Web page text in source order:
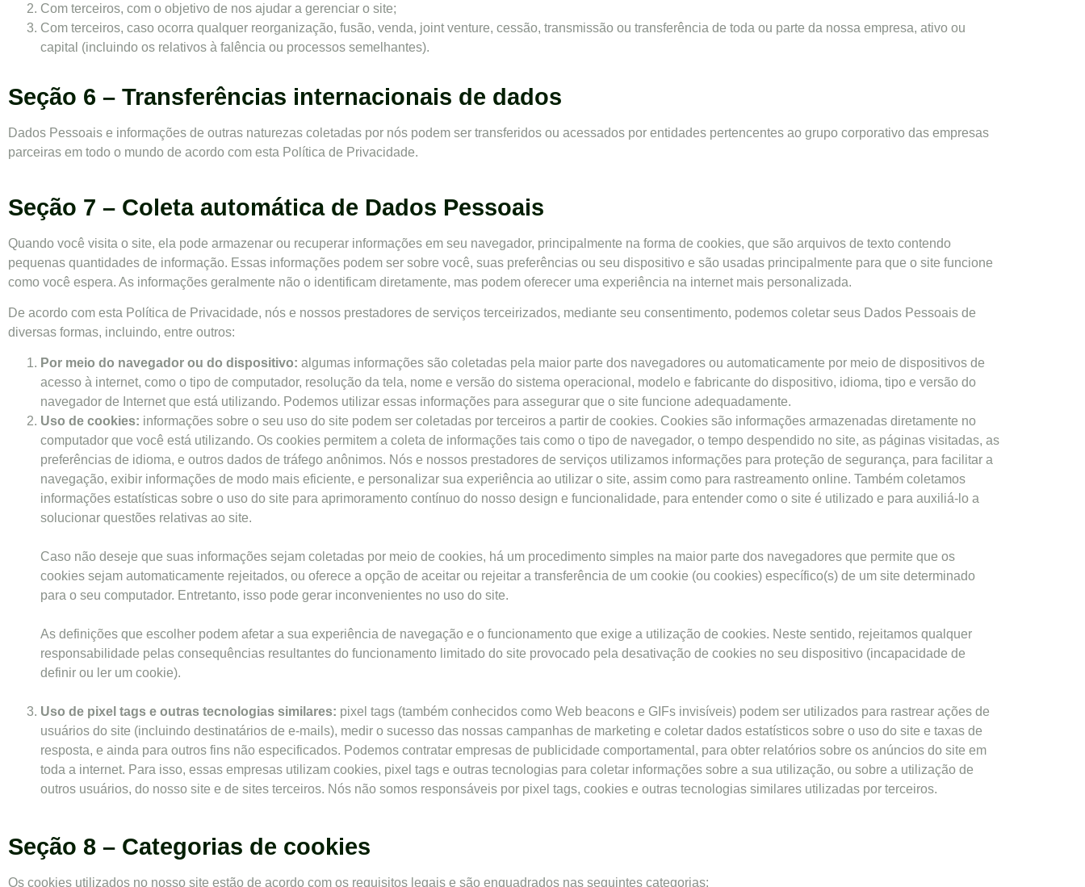
Com terceiros, com o objetivo de nos ajudar a gerenciar o site;
Com terceiros, caso ocorra qualquer reorganização, fusão, venda, joint venture, cessão, transmissão ou transferência de toda ou parte da nossa empresa, ativo ou
capital (incluindo os relativos à falência ou processos semelhantes).
Seção 6 – Transferências internacionais de dados
Dados Pessoais e informações de outras naturezas coletadas por nós podem ser transferidos ou acessados por entidades pertencentes ao grupo corporativo das empresas
parceiras em todo o mundo de acordo com esta Política de Privacidade.
Seção 7 – Coleta automática de Dados Pessoais
Quando você visita o site, ela pode armazenar ou recuperar informações em seu navegador, principalmente na forma de cookies, que são arquivos de texto contendo
pequenas quantidades de informação. Essas informações podem ser sobre você, suas preferências ou seu dispositivo e são usadas principalmente para que o site funcione
como você espera. As informações geralmente não o identificam diretamente, mas podem oferecer uma experiência na internet mais personalizada.
De acordo com esta Política de Privacidade, nós e nossos prestadores de serviços terceirizados, mediante seu consentimento, podemos coletar seus Dados Pessoais de
diversas formas, incluindo, entre outros:
Por meio do navegador ou do dispositivo: algumas informações são coletadas pela maior parte dos navegadores ou automaticamente por meio de dispositivos de
acesso à internet, como o tipo de computador, resolução da tela, nome e versão do sistema operacional, modelo e fabricante do dispositivo, idioma, tipo e versão do
navegador de Internet que está utilizando. Podemos utilizar essas informações para assegurar que o site funcione adequadamente.
Uso de cookies: informações sobre o seu uso do site podem ser coletadas por terceiros a partir de cookies. Cookies são informações armazenadas diretamente no
computador que você está utilizando. Os cookies permitem a coleta de informações tais como o tipo de navegador, o tempo despendido no site, as páginas visitadas, as
preferências de idioma, e outros dados de tráfego anônimos. Nós e nossos prestadores de serviços utilizamos informações para proteção de segurança, para facilitar a
navegação, exibir informações de modo mais eficiente, e personalizar sua experiência ao utilizar o site, assim como para rastreamento online. Também coletamos
informações estatísticas sobre o uso do site para aprimoramento contínuo do nosso design e funcionalidade, para entender como o site é utilizado e para auxiliá-lo a
solucionar questões relativas ao site.
Caso não deseje que suas informações sejam coletadas por meio de cookies, há um procedimento simples na maior parte dos navegadores que permite que os
cookies sejam automaticamente rejeitados, ou oferece a opção de aceitar ou rejeitar a transferência de um cookie (ou cookies) específico(s) de um site determinado
para o seu computador. Entretanto, isso pode gerar inconvenientes no uso do site.
As definições que escolher podem afetar a sua experiência de navegação e o funcionamento que exige a utilização de cookies. Neste sentido, rejeitamos qualquer
responsabilidade pelas consequências resultantes do funcionamento limitado do site provocado pela desativação de cookies no seu dispositivo (incapacidade de
definir ou ler um cookie).
Uso de pixel tags e outras tecnologias similares: pixel tags (também conhecidos como Web beacons e GIFs invisíveis) podem ser utilizados para rastrear ações de
usuários do site (incluindo destinatários de e-mails), medir o sucesso das nossas campanhas de marketing e coletar dados estatísticos sobre o uso do site e taxas de
resposta, e ainda para outros fins não especificados. Podemos contratar empresas de publicidade comportamental, para obter relatórios sobre os anúncios do site em
toda a internet. Para isso, essas empresas utilizam cookies, pixel tags e outras tecnologias para coletar informações sobre a sua utilização, ou sobre a utilização de
outros usuários, do nosso site e de sites terceiros. Nós não somos responsáveis por pixel tags, cookies e outras tecnologias similares utilizadas por terceiros.
Seção 8 – Categorias de cookies
Os cookies utilizados no nosso site estão de acordo com os requisitos legais e são enquadrados nas seguintes categorias: